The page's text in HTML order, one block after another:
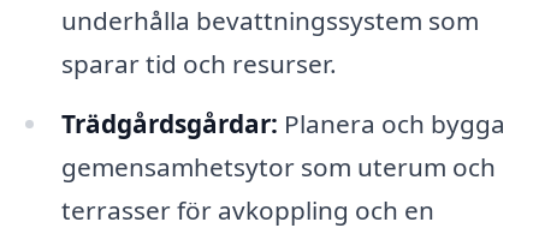
underhålla bevattningssystem som
sparar tid och resurser.
Trädgårdsgårdar: Planera och bygga
gemensamhetsytor som uterum och
terrasser för avkoppling och en